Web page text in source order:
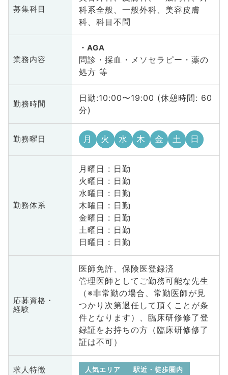
募集科目
科系全般、一般外科、美容皮膚
科、科目不問
業務内容
AGA
問診・採血・メソセラピー・薬の
処方 等
勤務時間
日勤:10:00〜19:00 (休憩時間: 60
分)
勤務曜日 月 火 水 木 金 土 日
勤務体系
月曜日 : 日勤
火曜日 : 日勤
水曜日 : 日勤
木曜日 : 日勤
金曜日 : 日勤
土曜日 : 日勤
日曜日 : 日勤
応募資格・
経験
医師免許、保険医登録済
管理医師としてご勤務可能な先生
（※非常勤の場合、常勤医師が見
つかり次第退任して頂くことが条
件となります）、臨床研修修了登
録証をお持ちの方（臨床研修修了
証は不可）
求人特徴 人気エリア 駅近・徒歩圏内